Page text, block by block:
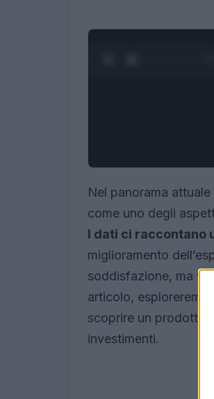
Nel panorama
come uno degli
I dati ci raccontano
miglioramento
soddisfazione, ma
articolo, esploreremo
scoprire un prodotto
investimenti.